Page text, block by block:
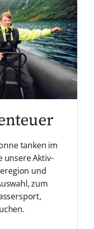
tanken im
unsere Aktiv-
und
zum